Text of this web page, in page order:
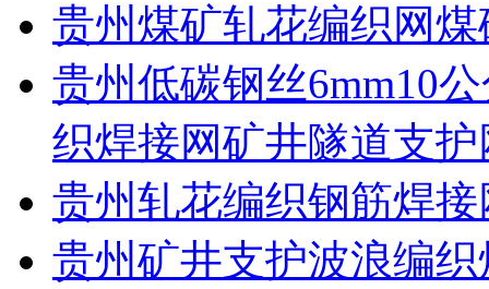
贵州煤矿轧花编织网
贵州低碳钢丝6mm10
织焊接网矿井隧道支护
贵州轧花编织钢筋焊接
贵州矿井支护波浪编